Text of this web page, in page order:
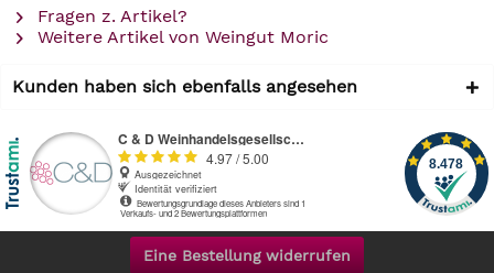
Fragen z. Artikel?
Weitere Artikel von Weingut Moric
Kunden haben sich ebenfalls angesehen
Eine Bestellung widerrufen